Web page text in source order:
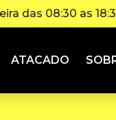
das 08:30 as
ATACADO